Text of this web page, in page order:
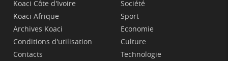
Koaci Côte d'Ivoire
Koaci Afrique
Archives Koaci
Conditions d'utilisation
Contacts
Société
Sport
Economie
Culture
Technologie